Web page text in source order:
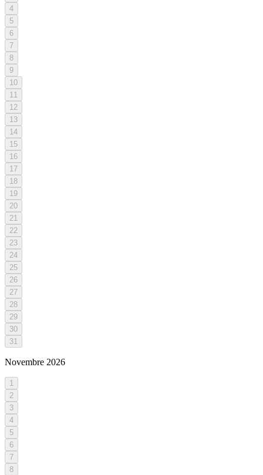
4
5
6
7
8
9
10
11
12
13
14
15
16
17
18
19
20
21
22
23
24
25
26
27
28
29
30
31
Novembre 2026
1
2
3
4
5
6
7
8